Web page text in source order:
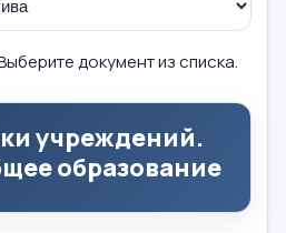
документ из списка.
учреждений.
образование